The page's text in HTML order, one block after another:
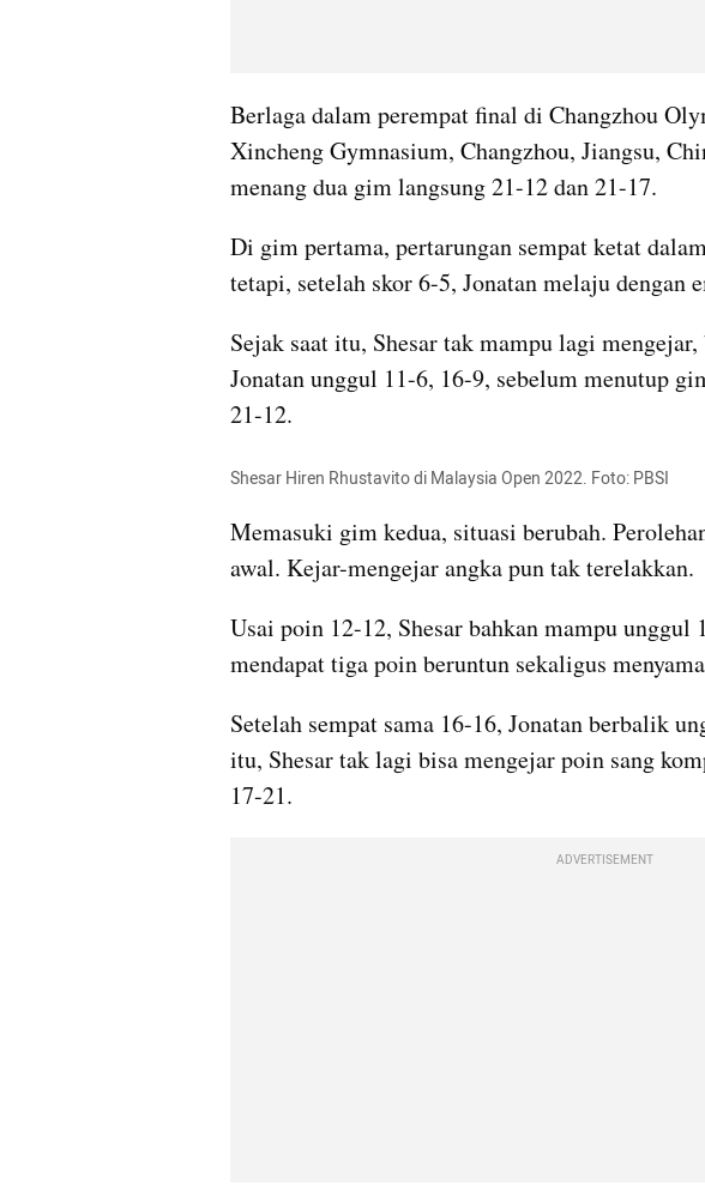
Berlaga dalam perempat final di Changzhou
Xincheng Gymnasium, Changzhou, Jiangsu,
menang dua gim langsung 21-12 dan 21-17.
Di gim pertama, pertarungan sempat ketat
tetapi, setelah skor 6-5, Jonatan melaju dengan
Sejak saat itu, Shesar tak mampu lagi
Jonatan unggul 11-6, 16-9, sebelum menutup
21-12.
Shesar Hiren Rhustavito di Malaysia Open 2022. Foto: PBSI
Memasuki gim kedua, situasi berubah.
awal. Kejar-mengejar angka pun tak terelakkan.
Usai poin 12-12, Shesar bahkan mampu unggul
mendapat tiga poin beruntun sekaligus
Setelah sempat sama 16-16, Jonatan berbalik
itu, Shesar tak lagi bisa mengejar poin sang
17-21.
ADVERTISEMENT